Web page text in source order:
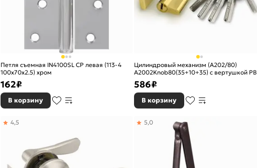
Петля съемная IN4100SL CP левая (113-4
100х70х2.5) хром
162₽
В корзину
Цилиндровый механизм (A202/80)
A2002Knob80(35+10+35) с вертушкой PB
латунь
586₽
В корзину
4,5 5,0